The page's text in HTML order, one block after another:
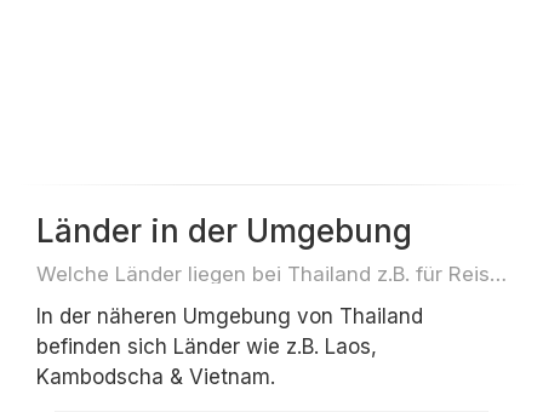
Länder in der Umgebung
Welche Länder liegen bei Thailand z.B. für Reisen oder Flüge
In der näheren Umgebung von Thailand
befinden sich Länder wie z.B. Laos,
Kambodscha & Vietnam.